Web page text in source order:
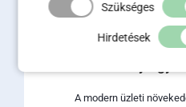
Szükséges
Hirdetések
Sales és
A modern üzleti